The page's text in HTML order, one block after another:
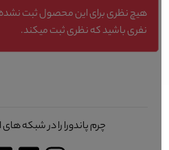
هیچ نظری برای این محصول ثبت نشده
نفری باشید که نظری ثبت میکند.
چرم پاندورا را در شبکه های